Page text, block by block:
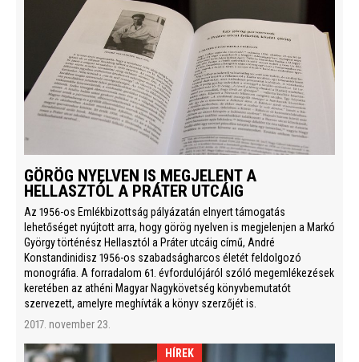
GÖRÖG NYELVEN IS MEGJELENT A
HELLASZTÓL A PRÁTER UTCÁIG
Az 1956-os Emlékbizottság pályázatán elnyert támogatás
lehetőséget nyújtott arra, hogy görög nyelven is megjelenjen a Markó
György történész Hellasztól a Práter utcáig című, André
Konstandinidisz 1956-os szabadságharcos életét feldolgozó
monográfia. A forradalom 61. évfordulójáról szóló megemlékezések
keretében az athéni Magyar Nagykövetség könyvbemutatót
szervezett, amelyre meghívták a könyv szerzőjét is.
2017. november 23.
HÍREK